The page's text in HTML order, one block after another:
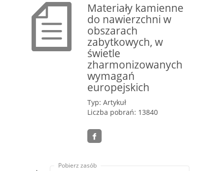
Materiały kamienne
do nawierzchni w
obszarach
zabytkowych, w
świetle
zharmonizowanych
wymagań
europejskich
Typ: Artykuł
Liczba pobrań: 13840
Pobierz zasób